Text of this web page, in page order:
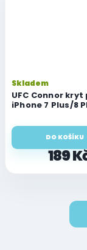
UFC Connor kryt
iPhone 7 Plus/8
Skladem
189
DO KOŠÍKU